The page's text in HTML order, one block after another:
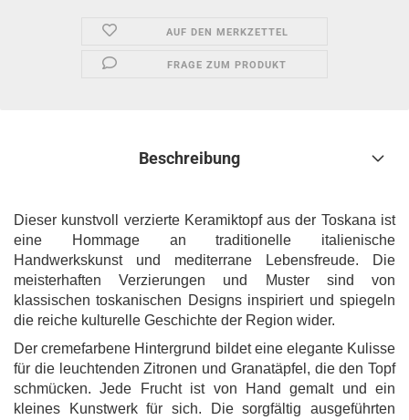
AUF DEN MERKZETTEL
FRAGE ZUM PRODUKT
Beschreibung
Dieser kunstvoll verzierte Keramiktopf aus der Toskana ist
eine Hommage an traditionelle italienische
Handwerkskunst und mediterrane Lebensfreude. Die
meisterhaften Verzierungen und Muster sind von
klassischen toskanischen Designs inspiriert und spiegeln
die reiche kulturelle Geschichte der Region wider.
Der cremefarbene Hintergrund bildet eine elegante Kulisse
für die leuchtenden Zitronen und Granatäpfel, die den Topf
schmücken. Jede Frucht ist von Hand gemalt und ein
kleines Kunstwerk für sich. Die sorgfältig ausgeführten